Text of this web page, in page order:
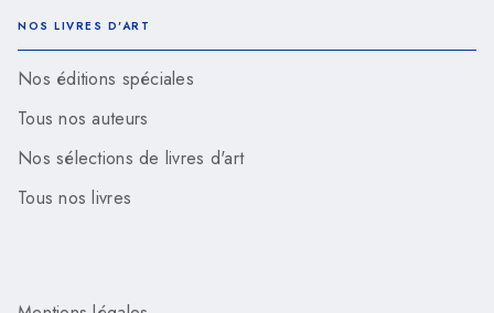
NOS LIVRES D'ART
Nos éditions spéciales
Tous nos auteurs
Nos sélections de livres d'art
Tous nos livres